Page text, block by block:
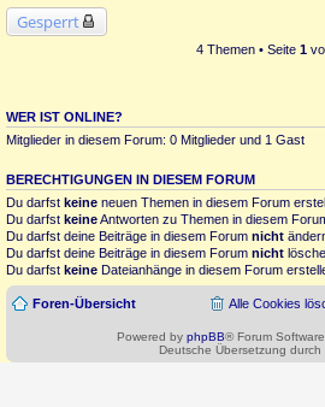
Gesperrt
4 Themen • Seite 1
WER IST ONLINE?
Mitglieder in diesem Forum: 0 Mitglieder und 1 Gast
BERECHTIGUNGEN IN DIESEM FORUM
Du darfst keine neuen Themen in diesem Forum
Du darfst keineAntworten zu Themen in diesem
Du darfst deine Beiträge in diesem Forum nicht
Du darfst deine Beiträge in diesem Forum nicht
Du darfst keine Dateianhänge in diesem Forum
Foren-Übersicht Alle Cookies
Powered by phpBB® Forum
Deutsche Übersetzung durch